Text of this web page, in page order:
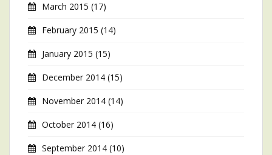
March 2015 (17)
February 2015 (14)
January 2015 (15)
December 2014 (15)
November 2014 (14)
October 2014 (16)
September 2014 (10)